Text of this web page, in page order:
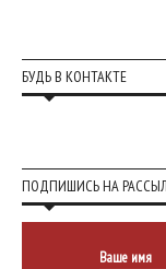
БУДЬ В КОНТАКТЕ
ПОДПИШИСЬ НА
Ваше имя